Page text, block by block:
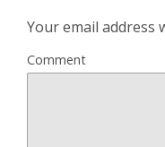
Your email address
Comment